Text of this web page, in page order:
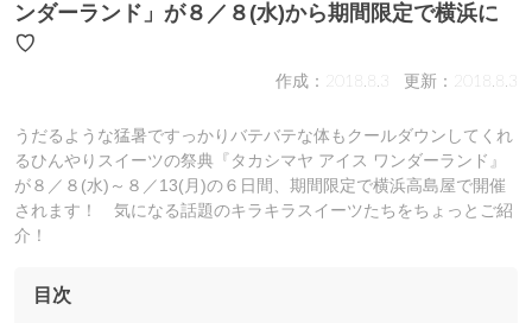
ンダーランド」が８／８(水)から期間限定で横浜に
♡
作成：2018.8.3 更新：2018.8.3
うだるような猛暑ですっかりバテバテな体もクールダウンしてくれ
るひんやりスイーツの祭典『タカシマヤ アイス ワンダーランド』
が８／８(水)～８／13(月)の６日間、期間限定で横浜高島屋で開催
されます！ 気になる話題のキラキラスイーツたちをちょっとご紹
介！
目次